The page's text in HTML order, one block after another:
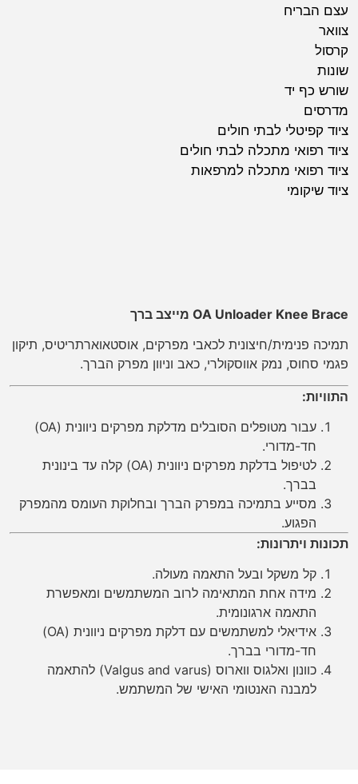
עצם הבריח
צוואר
קרסול
שונות
שורש כף יד
מדרסים
ציוד קפיטלי לבתי חולים
ציוד רפואי מתכלה לבתי חולים
ציוד רפואי מתכלה למרפאות
ציוד שיקומי
OA Unloader Knee Brace מייצב ברך
תמיכה פנימית/חיצונית לכאבי מפרקים, אוסטאוארתריטיס, תיקון
פגמי סחוס, נמק אווסקולרי, כאב וניוון מפרק הברך.
התוויות:
עבור מטופלים הסובלים מדלקת מפרקים ניוונית (OA)
חד-מדורי.
לטיפול בדלקת מפרקים ניוונית (OA) קלה עד בינונית
בברך.
מסייע בתמיכה במפרק הברך ובחלוקת העומס מהמפרק
הפגוע.
תכונות ויתרונות:
קל משקל ובעל התאמה מעולה.
מידה אחת המתאימה לרוב המשתמשים ומאפשרת
התאמה ארגונומית.
אידיאלי למשתמשים עם דלקת מפרקים ניוונית (OA)
חד-מדורי בברך.
כוונון ואלגוס ווארוס (Valgus and varus) להתאמה
למבנה האנטומי האישי של המשתמש.